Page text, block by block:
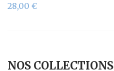
NOS COLLECTIONS
28,00 €